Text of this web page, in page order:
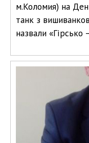
м.Коломия) на
танк з
назвали